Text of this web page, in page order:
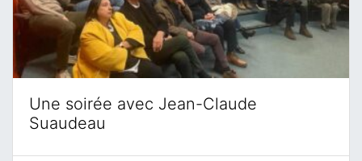
Une soirée avec Jean-Claude
Suaudeau